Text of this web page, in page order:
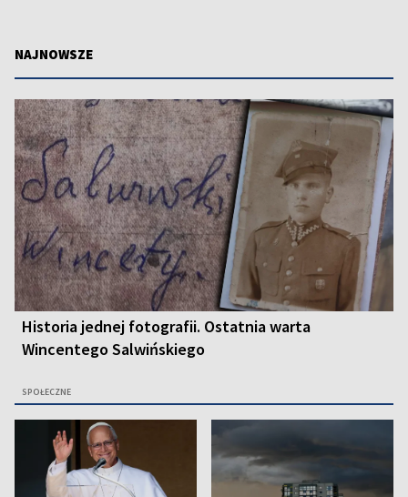
NAJNOWSZE
Historia jednej fotografii. Ostatnia warta
Wincentego Salwińskiego
SPOŁECZNE